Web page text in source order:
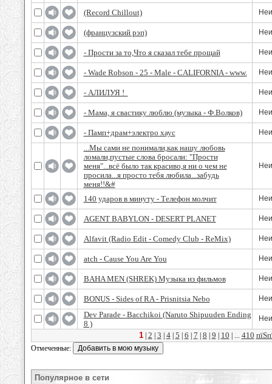
(Record Chillout)
(французский рэп)
- Прости за то,Что я сказал тебе прощай
- Wade Robson - 25 - Male - CALIFORNIA - www.
- АЛИЛУЯ !
- Мама, я свастику люблю (музыка - Ф.Волков)
- Памп+драм+электро хаус
...Мы сами не понимали,как нашу любовь
ломали,пустые слова бросали: "Прости
меня"...всё было так красиво,я ни о чем не
просила...я просто тебя любила...забудь
меня!!&#
140 ударов в минуту - Телефон молчит
AGENT BABYLON - DESERT PLANET
Alfavit (Radio Edit - Comedy Club - ReMix)
atch - Cause You Are You
BAHA MEN (SHREK) Музыка из фильмов
BONUS - Sides of RA - Prisnitsia Nebo
Dev Parade - Bacchikoi (Naruto Shipuuden Ending
8 )
1| 2 3 4| 5 6 7 8 9 10 | ... 410
Отмеченные:
Популярное в сети